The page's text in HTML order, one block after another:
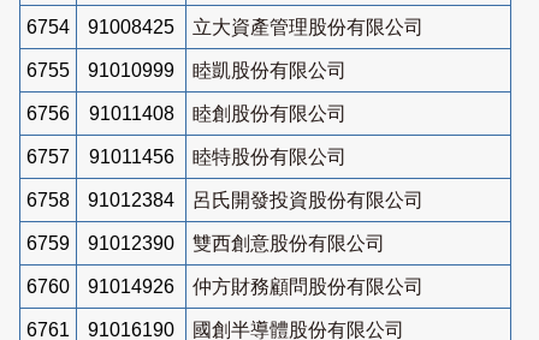
6754 91008425 立大資產管理股份有限公司
6755 91010999 睦凱股份有限公司
6756 91011408 睦創股份有限公司
6757 91011456 睦特股份有限公司
6758 91012384 呂氏開發投資股份有限公司
6759 91012390 雙西創意股份有限公司
6760 91014926 仲方財務顧問股份有限公司
6761 91016190 國創半導體股份有限公司